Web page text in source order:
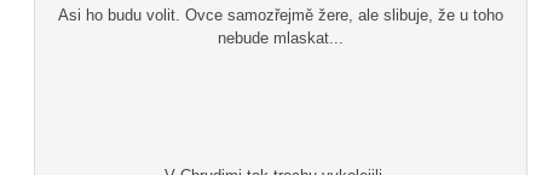
Asi ho budu volit. Ovce samozřejmě žere, ale slibuje, že u toho
nebude mlaskat...